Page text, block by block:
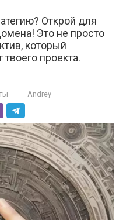
Открой для
Это не просто
который
проекта.
Andrey